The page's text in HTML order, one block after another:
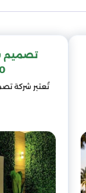
تصميم
تُعتبر شركة